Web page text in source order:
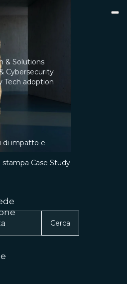
& Solutions
Cybersecurity
Tech adoption
di impatto e
stampa Case Study
Cerca